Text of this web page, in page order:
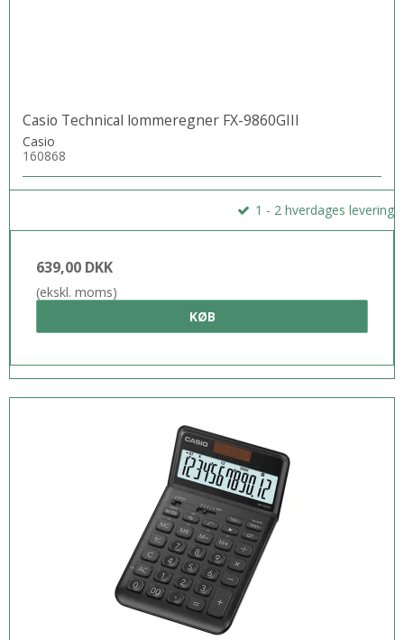
Casio Technical lommeregner FX-9860GIII
Casio
160868
1 - 2 hverdages levering
639,00 DKK
(ekskl. moms)
KØB